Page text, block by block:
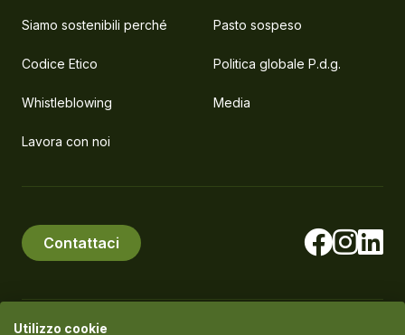
Siamo sostenibili perché Pasto sospeso
Codice Etico Politica globale P.d.g.
Whistleblowing Media
Lavora con noi
Contattaci
Utilizzo cookie